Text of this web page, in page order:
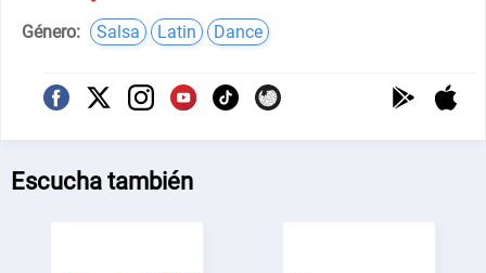
Género: Salsa Latin Dance
Escucha también